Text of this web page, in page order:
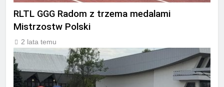
RLTL GGG Radom z trzema medalami
Mistrzostw Polski
2 lata temu